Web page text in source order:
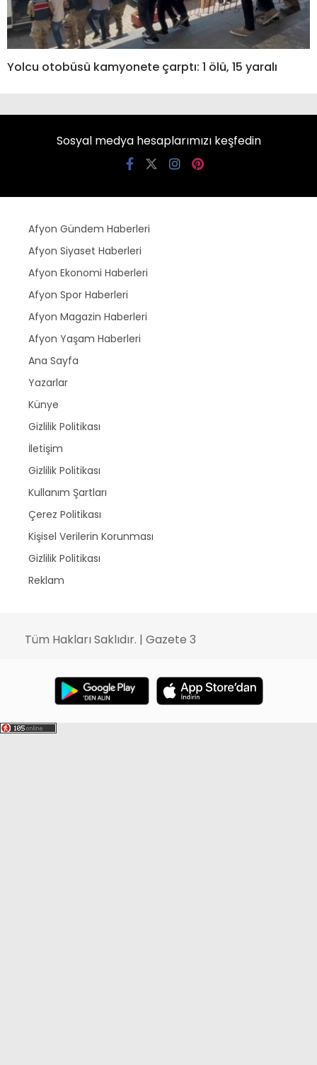
Yolcu otobüsü kamyonete çarptı: 1 ölü, 15 yaralı
Sosyal medya hesaplarımızı keşfedin
Afyon Gündem Haberleri
Afyon Siyaset Haberleri
Afyon Ekonomi Haberleri
Afyon Spor Haberleri
Afyon Magazin Haberleri
Afyon Yaşam Haberleri
Ana Sayfa
Yazarlar
Künye
Gizlilik Politikası
İletişim
Gizlilik Politikası
Kullanım Şartları
Çerez Politikası
Kişisel Verilerin Korunması
Gizlilik Politikası
Reklam
Tüm Hakları Saklıdır. | Gazete 3